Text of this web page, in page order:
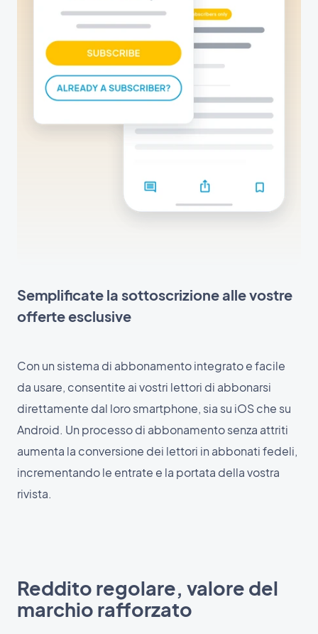
Semplificate la sottoscrizione alle vostre
offerte esclusive
Con un sistema di abbonamento integrato e facile
da usare, consentite ai vostri lettori di abbonarsi
direttamente dal loro smartphone, sia su iOS che su
Android. Un processo di abbonamento senza attriti
aumenta la conversione dei lettori in abbonati fedeli,
incrementando le entrate e la portata della vostra
rivista.
Reddito regolare, valore del
marchio rafforzato